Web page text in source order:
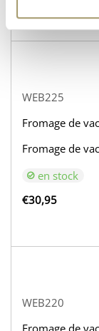
WEB225
Fromage de
Fromage de
en stock
€30,95
WEB220